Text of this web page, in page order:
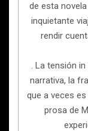
de esta
inquietante
rendir
. La tensión
narrativa, la
que a veces
prosa de